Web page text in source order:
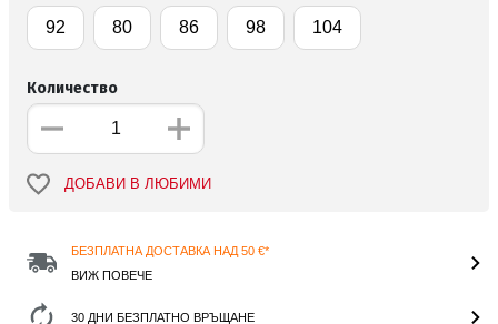
92 80 86 98 104
Количество
ДОБАВИ В ЛЮБИМИ
БЕЗПЛАТНА ДОСТАВКА НАД 50 €*
ВИЖ ПОВЕЧЕ
30 ДНИ БЕЗПЛАТНО ВРЪЩАНЕ